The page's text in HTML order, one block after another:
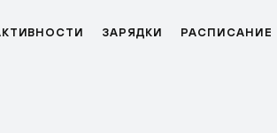
ЗАРЯДКИ РАСПИСАНИЕ